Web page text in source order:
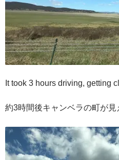
It took 3 hours driving, getting
約3時間後キャンベラの町が見